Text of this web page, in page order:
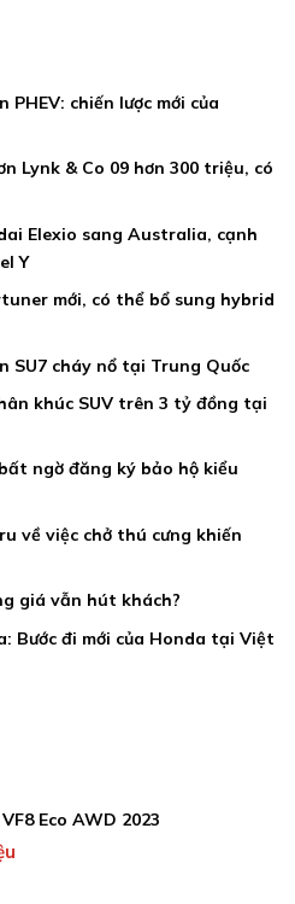
chiến lược mới của
Lynk & Co 09 hơn 300 triệu, có
Elexio sang Australia, cạnh
Y
mới, có thể bổ sung hybrid
SU7 cháy nổ tại Trung Quốc
khúc SUV trên 3 tỷ đồng tại
ngờ đăng ký bảo hộ kiểu
về việc chở thú cưng khiến
giá vẫn hút khách?
Bước đi mới của Honda tại Việt
Eco AWD 2023